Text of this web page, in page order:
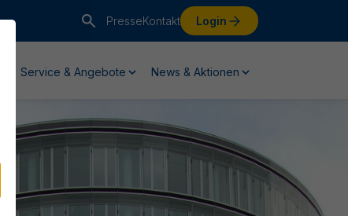
PresseKontakt Login
Service & Angebote News & Aktionen